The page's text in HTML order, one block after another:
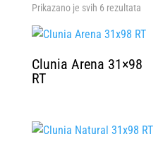
Prikazano je svih 6 rezultata
Clunia Arena 31×98
RT